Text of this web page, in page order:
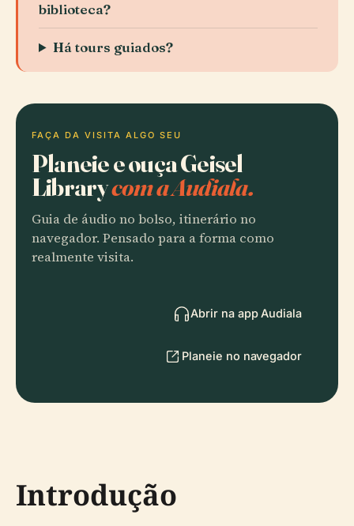
biblioteca?
Há tours guiados?
FAÇA DA VISITA ALGO SEU
Planeie e ouça Geisel
Librarycom a Audiala.
Guia de áudio no bolso, itinerário no
navegador. Pensado para a forma como
realmente visita.
Abrir na app Audiala
Planeie no navegador
Introdução